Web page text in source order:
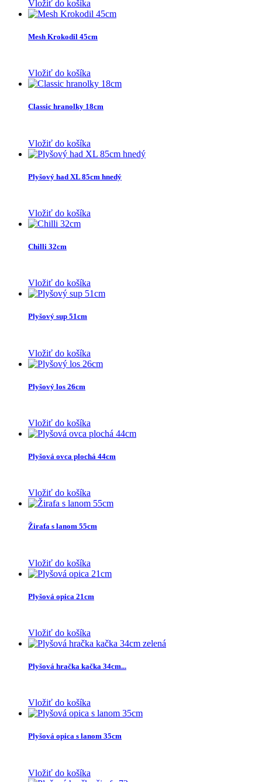
Vložiť do košíka
Mesh Krokodil 45cm
Vložiť do košíka
Classic hranolky 18cm
Vložiť do košíka
Plyšový had XL 85cm hnedý
Vložiť do košíka
Chilli 32cm
Vložiť do košíka
Plyšový sup 51cm
Vložiť do košíka
Plyšový los 26cm
Vložiť do košíka
Plyšová ovca plochá 44cm
Vložiť do košíka
Žirafa s lanom 55cm
Vložiť do košíka
Plyšová opica 21cm
Vložiť do košíka
Plyšová hračka kačka 34cm...
Vložiť do košíka
Plyšová opica s lanom 35cm
Vložiť do košíka